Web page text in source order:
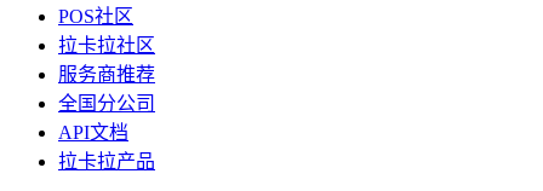
POS社区
拉卡拉社区
服务商推荐
全国分公司
API文档
拉卡拉产品